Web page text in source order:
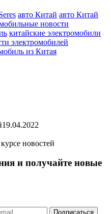
авто Китай авто Китай
новости
китайские электромобили
электромобилей
из Китая
19.04.2022
новостей
и получайте новые